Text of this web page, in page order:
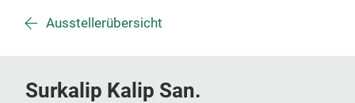
Ausstellerübersicht
Surkalip Kalip San.